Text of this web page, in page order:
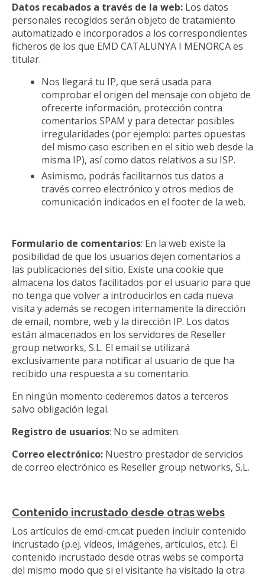
Datos recabados a través de la web: Los datos
personales recogidos serán objeto de tratamiento
automatizado e incorporados a los correspondientes
ficheros de los que EMD CATALUNYA I MENORCA es
titular.
Nos llegará tu IP, que será usada para
comprobar el origen del mensaje con objeto de
ofrecerte información, protección contra
comentarios SPAM y para detectar posibles
irregularidades (por ejemplo: partes opuestas
del mismo caso escriben en el sitio web desde la
misma IP), así como datos relativos a su ISP.
Asimismo, podrás facilitarnos tus datos a
través correo electrónico y otros medios de
comunicación indicados en el footer de la web.
Formulario de comentarios: En la web existe la
posibilidad de que los usuarios dejen comentarios a
las publicaciones del sitio. Existe una cookie que
almacena los datos facilitados por el usuario para que
no tenga que volver a introducirlos en cada nueva
visita y además se recogen internamente la dirección
de email, nombre, web y la dirección IP. Los datos
están almacenados en los servidores de Reseller
group networks, S.L. El email se utilizará
exclusivamente para notificar al usuario de que ha
recibido una respuesta a su comentario.
En ningún momento cederemos datos a terceros
salvo obligación legal.
Registro de usuarios: No se admiten.
Correo electrónico: Nuestro prestador de servicios
de correo electrónico es Reseller group networks, S.L.
Contenido incrustado desde otras webs
Los artículos de emd-cm.cat pueden incluir contenido
incrustado (p.ej. vídeos, imágenes, artículos, etc.). El
contenido incrustado desde otras webs se comporta
del mismo modo que si el visitante ha visitado la otra